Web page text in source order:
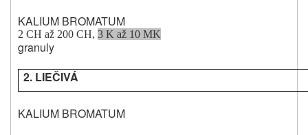
KALIUM BROMATUM
2 CH až 200 CH, 3 K až 10 MK
granuly
2. LIEČIVÁ
KALIUM BROMATUM